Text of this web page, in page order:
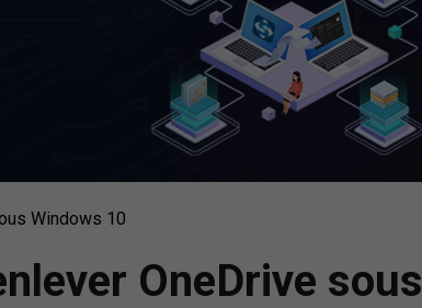
Windows 10
OneDrive sous